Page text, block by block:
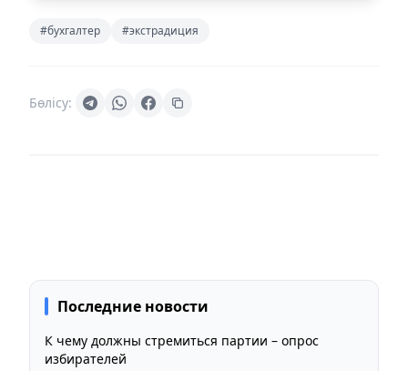
#бухгалтер #экстрадиция
Бөлісу:
Последние новости
К чему должны стремиться партии – опрос
избирателей